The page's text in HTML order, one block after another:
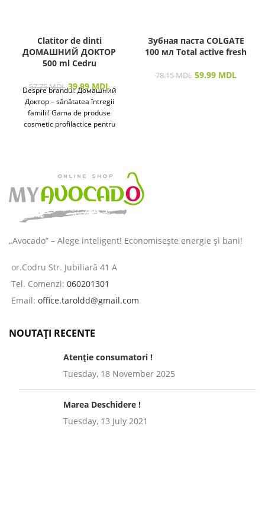
Clatitor de dinti
ДОМАШНИЙ ДОКТОР
500 ml Cedru
57.75MDL 39.99 MDL
Despre brandul: Домашний
Доктор – sănătatea întregii
familii! Gama de produse
cosmetic profilactice pentru
Зубная паста COLGATE
100 мл Total active fresh
78.15MDL 59.99 MDL
„Avocado” – Alege inteligent! Economisește energie și bani!
or.Codru Str. Jubiliară 41 A
Tel. Comenzi: 060201301
Email: office.taroldd@gmail.com
NOUTAȚI RECENTE
Atenție consumatori !
Tuesday, 18 November 2025
Marea Deschidere !
Tuesday, 13 July 2021